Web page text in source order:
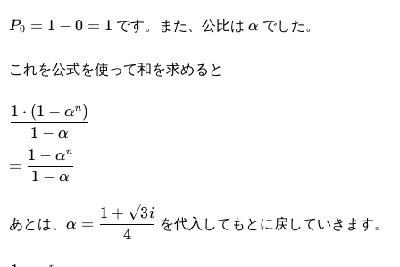
P0 = 1 − 0 = 1 です。また、公比は α でした。
これを公式を使って和を求めると
\displaystyle\frac{1\cdot(1-
\alpha^n)}{1-
\alpha}\\\displaystyle=\frac{1-
\alpha^n}{1-\alpha}
1 − α
1 ⋅ (1 − αn)
=
1 − α
1 − αn
あとは、
\displaystyle\alpha=\frac{1+\sqrt3
α =
4
1 + 3i を代入してもとに戻していきます。